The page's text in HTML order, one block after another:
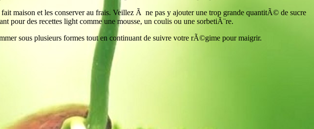
maison et les conserver au frais. Veillez Ã ne pas y ajouter une trop grande quantitÃ© de sucre
pour des recettes light comme une mousse, un coulis ou une sorbetiÃ¨re.
sous plusieurs formes tout en continuant de suivre votre rÃ©gime pour maigrir.